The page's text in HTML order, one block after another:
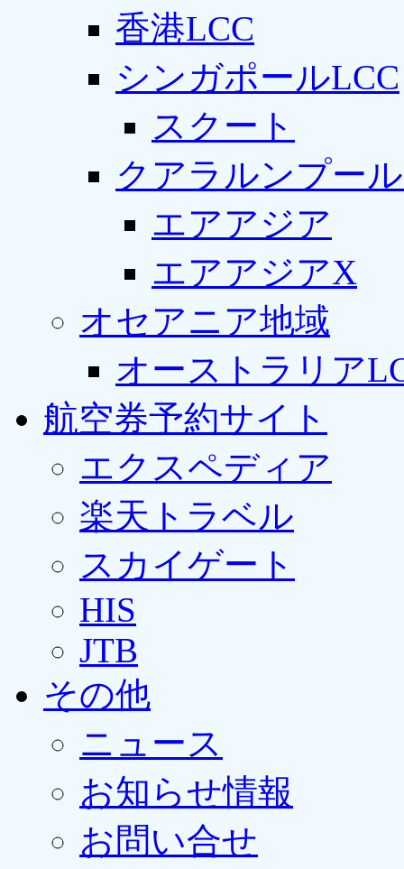
香港LCC
シンガポールLCC
スクート
クアラルンプー
エアアジア
エアアジアX
オセアニア地域
オーストラリア
航空券予約サイト
エクスペディア
楽天トラベル
スカイゲート
HIS
JTB
その他
ニュース
お知らせ情報
お問い合せ